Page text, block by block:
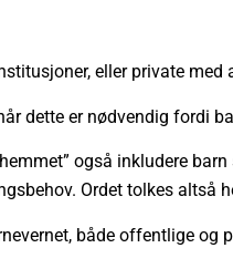
eller private med
dette er nødvendig fordi
også inkludere
Ordet tolkes altså
både offentlige og